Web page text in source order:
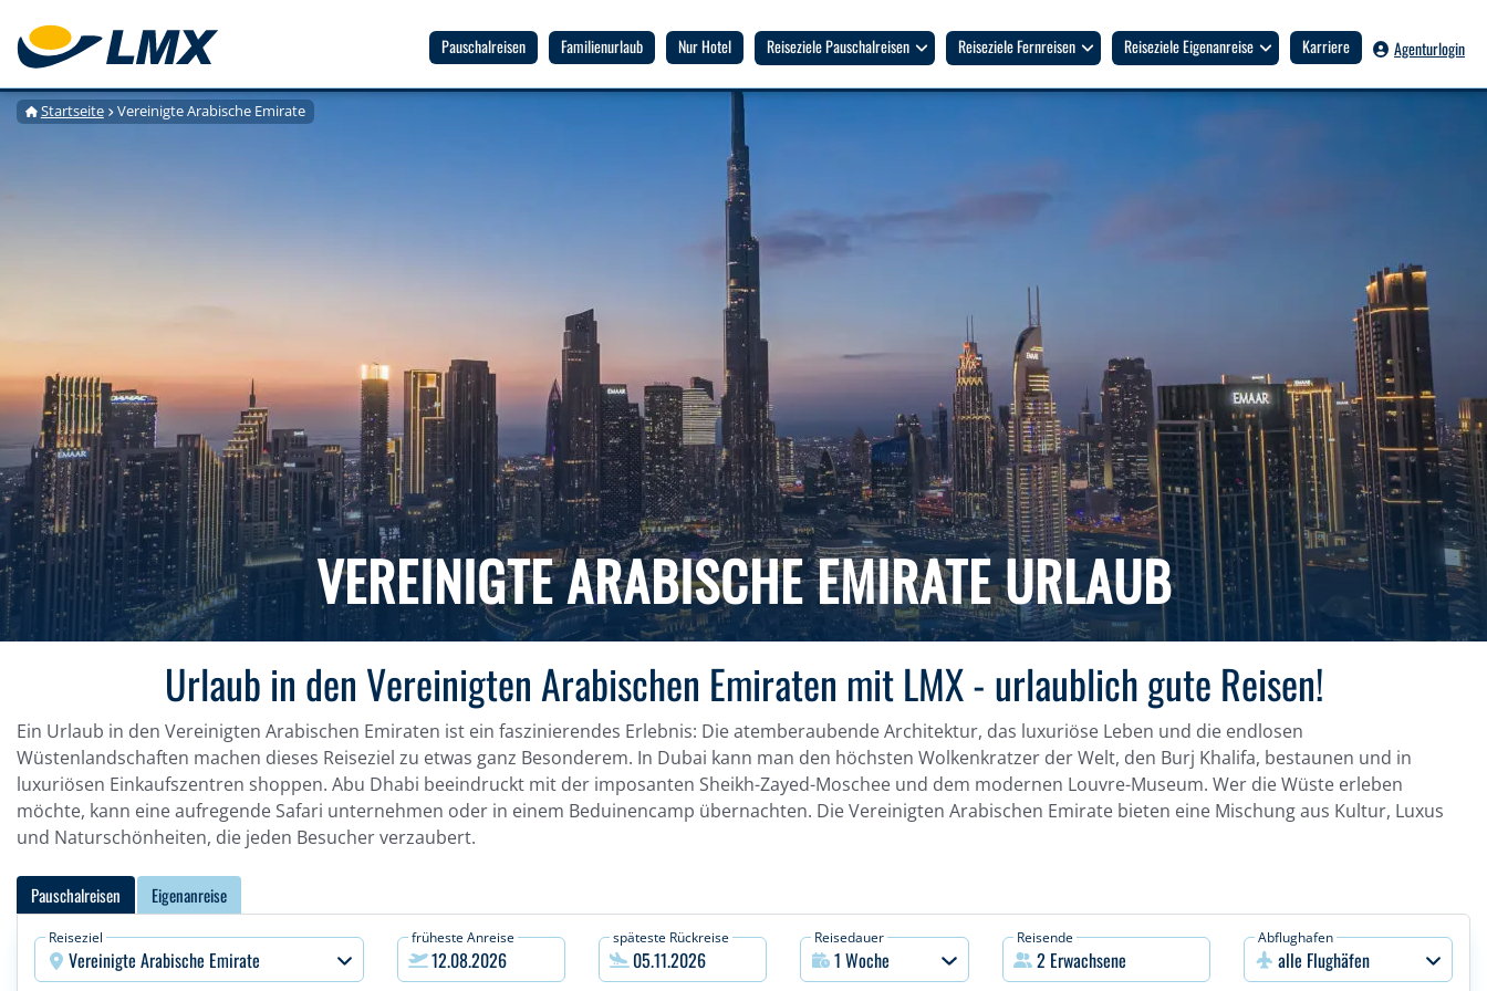
Pauschalreisen Familienurlaub Nur Hotel Reiseziele Pauschalreisen Reiseziele Fernreisen Reiseziele Eigenanreise Karriere Agenturlogin
Startseite Vereinigte Arabische Emirate
VEREINIGTE ARABISCHE EMIRATE URLAUB
Urlaub in den Vereinigten Arabischen Emiraten mit LMX - urlaublich gute Reisen!
Ein Urlaub in den Vereinigten Arabischen Emiraten ist ein faszinierendes Erlebnis: Die atemberaubende Architektur, das luxuriöse Leben und die endlosen
Wüstenlandschaften machen dieses Reiseziel zu etwas ganz Besonderem. In Dubai kann man den höchsten Wolkenkratzer der Welt, den Burj Khalifa, bestaunen und in
luxuriösen Einkaufszentren shoppen. Abu Dhabi beeindruckt mit der imposanten Sheikh-Zayed-Moschee und dem modernen Louvre-Museum. Wer die Wüste erleben
möchte, kann eine aufregende Safari unternehmen oder in einem Beduinencamp übernachten. Die Vereinigten Arabischen Emirate bieten eine Mischung aus Kultur, Luxus
und Naturschönheiten, die jeden Besucher verzaubert.
Pauschalreisen Eigenanreise
Reiseziel
Vereinigte Arabische Emirate
früheste Anreise späteste Rückreise Reisedauer Reisende Abflughafen
alle Flughäfen